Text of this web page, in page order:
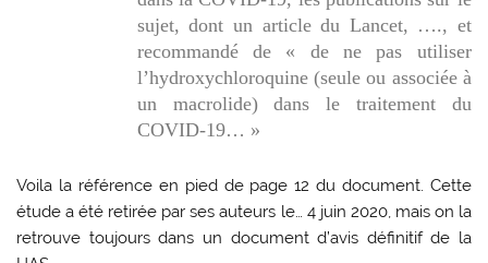
sujet, dont un article du Lancet, …., et
recommandé de « de ne pas utiliser
l’hydroxychloroquine (seule ou associée à
un macrolide) dans le traitement du
COVID-19… »
Voila la référence en pied de page 12 du document. Cette
étude a été retirée par ses auteurs le… 4 juin 2020, mais on la
retrouve toujours dans un document d’avis définitif de la